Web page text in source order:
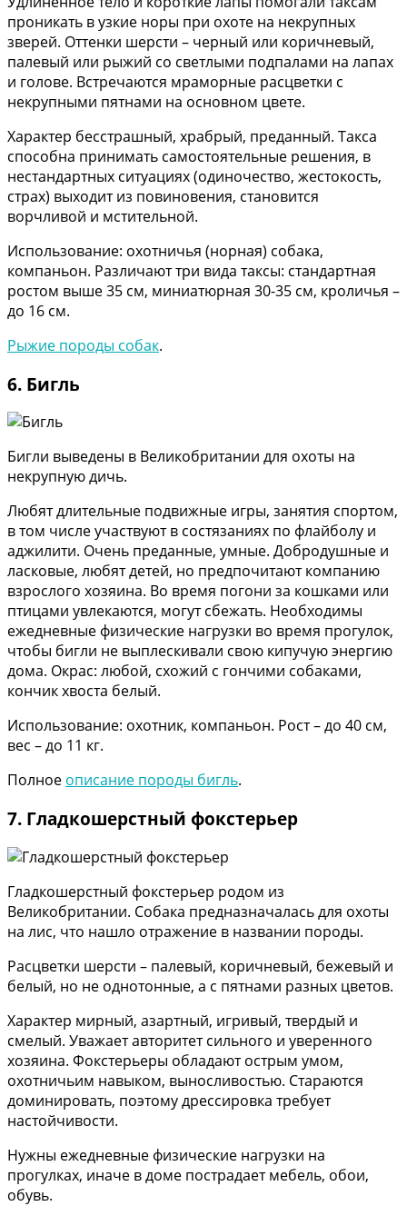
проникать в узкие норы при охоте на некрупных
зверей. Оттенки шерсти – черный или коричневый,
палевый или рыжий со светлыми подпалами на лапах
и голове. Встречаются мраморные расцветки с
некрупными пятнами на основном цвете.
Характер бесстрашный, храбрый, преданный. Такса
способна принимать самостоятельные решения, в
нестандартных ситуациях (одиночество, жестокость,
страх) выходит из повиновения, становится
ворчливой и мстительной.
Использование: охотничья (норная) собака,
компаньон. Различают три вида таксы: стандартная
ростом выше 35 см, миниатюрная 30-35 см, кроличья –
до 16 см.
Рыжие породы собак.
6. Бигль
Бигли выведены в Великобритании для охоты на
некрупную дичь.
Любят длительные подвижные игры, занятия спортом,
в том числе участвуют в состязаниях по флайболу и
аджилити. Очень преданные, умные. Добродушные и
ласковые, любят детей, но предпочитают компанию
взрослого хозяина. Во время погони за кошками или
птицами увлекаются, могут сбежать. Необходимы
ежедневные физические нагрузки во время прогулок,
чтобы бигли не выплескивали свою кипучую энергию
дома. Окрас: любой, схожий с гончими собаками,
кончик хвоста белый.
Использование: охотник, компаньон. Рост – до 40 см,
вес – до 11 кг.
Полное описание породы бигль.
7. Гладкошерстный фокстерьер
Гладкошерстный фокстерьер родом из
Великобритании. Собака предназначалась для охоты
на лис, что нашло отражение в названии породы.
Расцветки шерсти – палевый, коричневый, бежевый и
белый, но не однотонные, а с пятнами разных цветов.
Характер мирный, азартный, игривый, твердый и
смелый. Уважает авторитет сильного и уверенного
хозяина. Фокстерьеры обладают острым умом,
охотничьим навыком, выносливостью. Стараются
доминировать, поэтому дрессировка требует
настойчивости.
Нужны ежедневные физические нагрузки на
прогулках, иначе в доме пострадает мебель, обои,
обувь.